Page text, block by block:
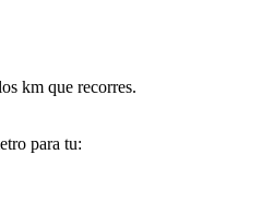
km que recorres.
para tu: